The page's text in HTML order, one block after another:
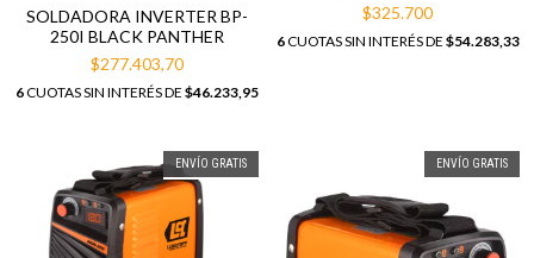
SOLDADORA INVERTER BP-
250I BLACK PANTHER
$277.403,70
6CUOTAS SIN INTERÉS DE $46.233,95
$325.700
6CUOTAS SIN INTERÉS DE $54.283,33
ENVÍO GRATIS ENVÍO GRATIS